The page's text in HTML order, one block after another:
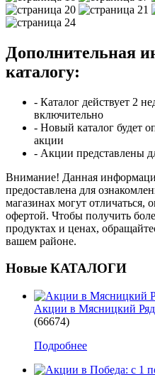
Дополнительная
каталогу:
- Каталог действует 2
включительно
- Новый каталог будет
акции
- Акции представлены
Внимание! Данная
предоставлена для
магазинах могут отличаться,
офертой. Чтобы получить
продуктах и ценах,
вашем районе.
Новые КАТАЛОГИ
Акции в Мясницкий Ряд:
(66674)
Подробнее